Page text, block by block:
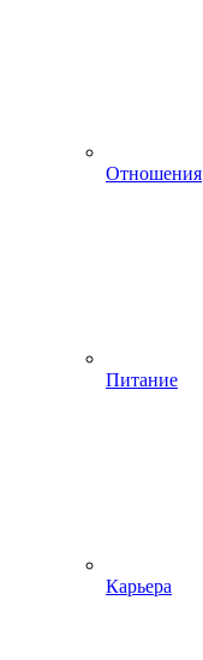
Отношения
Питание
Карьера